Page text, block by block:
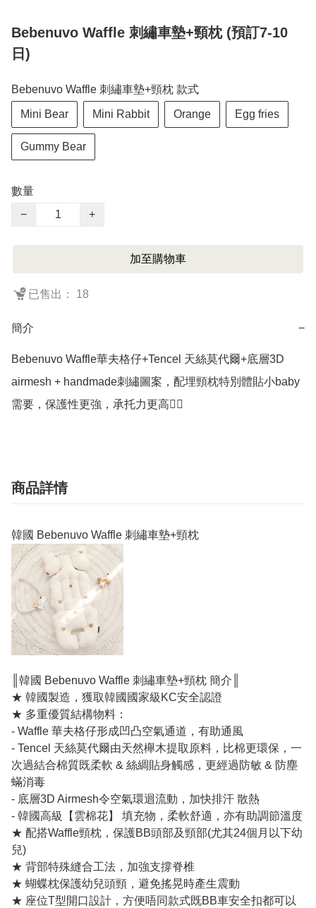
Bebenuvo Waffle 刺繡車墊+頸枕 (預訂7-10
日)
Bebenuvo Waffle 刺繡車墊+頸枕 款式
Mini Bear Mini Rabbit Orange Egg fries
Gummy Bear
數量
−
+
加至購物車
已售出： 18
簡介 −
Bebenuvo Waffle華夫格仔+Tencel 天絲莫代爾+底層3D
airmesh + handmade刺繡圖案，配埋頸枕特別體貼小baby
需要，保護性更強，承托力更高👍🏻
商品詳情
韓國 Bebenuvo Waffle 刺繡車墊+頸枕
║韓國 Bebenuvo Waffle 刺繡車墊+頸枕 簡介║
★ 韓國製造，獲取韓國國家級KC安全認證
★ 多重優質結構物料：
- Waffle 華夫格仔形成凹凸空氣通道，有助通風
- Tencel 天絲莫代爾由天然櫸木提取原料，比棉更環保，一
次過結合棉質既柔軟 & 絲綢貼身觸感，更經過防敏 & 防塵
蟎消毒
- 底層3D Airmesh令空氣環迴流動，加快排汗 散熱
- 韓國高級【雲棉花】 填充物，柔軟舒適，亦有助調節溫度
★ 配搭Waffle頸枕，保護BB頭部及頸部(尤其24個月以下幼
兒)
★ 背部特殊縫合工法，加強支撐脊椎
★ 蝴蝶枕保護幼兒頭頸，避免搖晃時產生震動
★ 座位T型開口設計，方便唔同款式既BB車安全扣都可以